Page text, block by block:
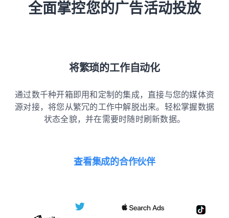
全面掌控您的广告活动投放
将繁琐的工作自动化
通过数千种开箱即用和定制的集成，直接与您的媒体资
源对接，将您从繁冗的工作中解脱出来。轻松掌握数据
状态全貌，并在需要时随时刷新数据。
查看集成的合作伙伴